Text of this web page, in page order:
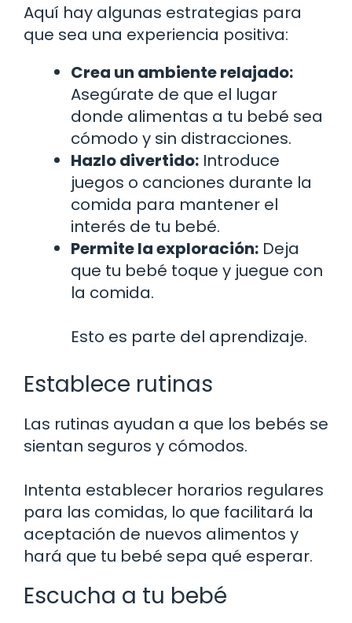
Aquí hay algunas estrategias para
que sea una experiencia positiva:
Crea un ambiente relajado:
Asegúrate de que el lugar
donde alimentas a tu bebé sea
cómodo y sin distracciones.
Hazlo divertido: Introduce
juegos o canciones durante la
comida para mantener el
interés de tu bebé.
Permite la exploración: Deja
que tu bebé toque y juegue con
la comida.
Esto es parte del aprendizaje.
Establece rutinas
Las rutinas ayudan a que los bebés se
sientan seguros y cómodos.
Intenta establecer horarios regulares
para las comidas, lo que facilitará la
aceptación de nuevos alimentos y
hará que tu bebé sepa qué esperar.
Escucha a tu bebé